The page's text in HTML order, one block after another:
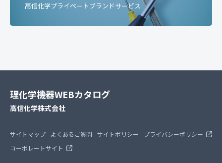
高信化学プライベートブランドサービス
理化学機器WEBカタログ
高信化学株式会社
サイトマップ よくあるご質問 サイトポリシー
プライバシーポリシー
コーポレートサイト